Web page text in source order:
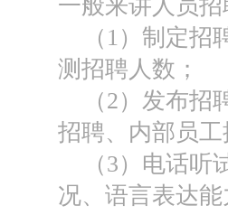
一般来讲人员
（ 1）制定招
测招聘人数；
（2）发布招
招聘、内部员
（3）电话听
况、语言表达